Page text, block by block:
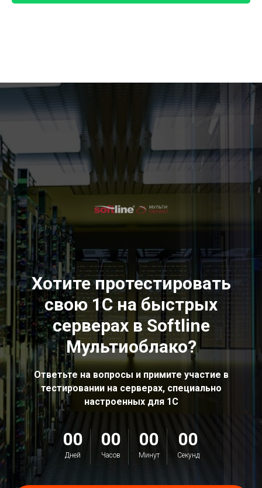
Хотите протестировать
свою 1С на быстрых
серверах в Softline
Мультиоблако?
Ответьте на вопросы и примите участие в
тестировании на серверах, специально
настроенных для 1С
00
Дней
00
Часов
00
Минут
00
Секунд